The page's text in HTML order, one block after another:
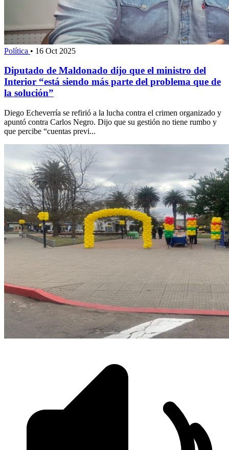
Política • 16 Oct 2025
Diputado de Maldonado dijo que el ministro del
Interior “está siendo más parte del problema que de
la solución”
Diego Echeverría se refirió a la lucha contra el crimen organizado y
apuntó contra Carlos Negro. Dijo que su gestión no tiene rumbo y
que percibe “cuentas previ...